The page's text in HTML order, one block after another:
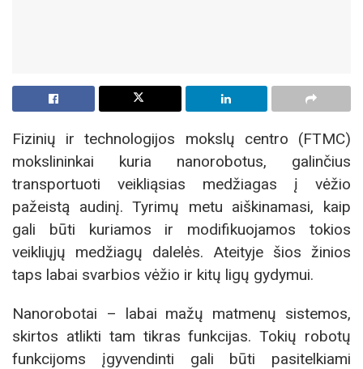
Fizinių ir technologijos mokslų centro (FTMC)
mokslininkai kuria nanorobotus, galinčius
transportuoti veikliąsias medžiagas į vėžio
pažeistą audinį. Tyrimų metu aiškinamasi, kaip
gali būti kuriamos ir modifikuojamos tokios
veikliųjų medžiagų dalelės. Ateityje šios žinios
taps labai svarbios vėžio ir kitų ligų gydymui.
Nanorobotai – labai mažų matmenų sistemos,
skirtos atlikti tam tikras funkcijas. Tokių robotų
funkcijoms įgyvendinti gali būti pasitelkiami